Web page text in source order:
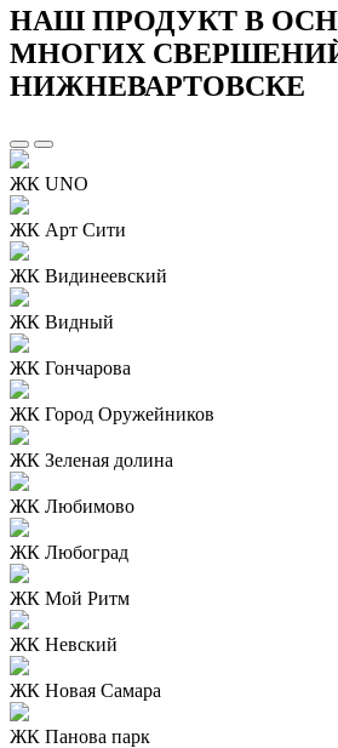
НАШ ПРОДУКТ В
МНОГИХ
НИЖНЕВАРТОВСКЕ
ЖК UNO
ЖК Арт Сити
ЖК Видинеевский
ЖК Видный
ЖК Гончарова
ЖК Город Оружейников
ЖК Зеленая долина
ЖК Любимово
ЖК Любоград
ЖК Мой Ритм
ЖК Невский
ЖК Новая Самара
ЖК Панова парк